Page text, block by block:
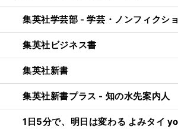
集英社学芸部 - 学芸・ノンフィクシ
集英社ビジネス書
集英社新書
集英社新書プラス - 知の水先案内人
1日5分で、明日は変わる よみタイ